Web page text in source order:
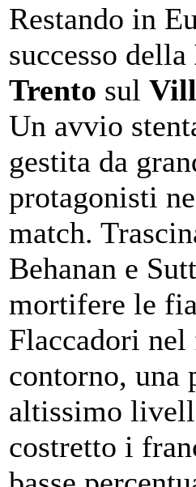
Restando in
successo della
Trento sul
Un avvio
gestita da
protagonisti
match.
Behanan e
mortifere le
Flaccadori
contorno, una
altissimo
costretto i